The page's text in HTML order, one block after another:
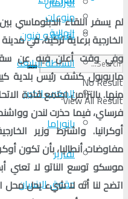
منوعات
ثقافة و فنون
No Result
View All Result
الجالية
السلطة الرابعة
المغرب الكبير
بانوراما
تقارير
حقوق الإنسان
لم يسفر اللقاء الدبلوماسي
الخارجية برعاية تركية، في
وفي وقت أعلن فيه عن
ماريوبول كشف رئيس بلدية
منها. بالتزامن اجتمع قادة
فرساي، فيما حذرت لندن
أوكرانيا. واشترط وزير
مفاوضات أنطاليا، بأن تكون
موسكو توسع الناتو لا تعني
اتضح لنا أنه لا شيء يحل محل